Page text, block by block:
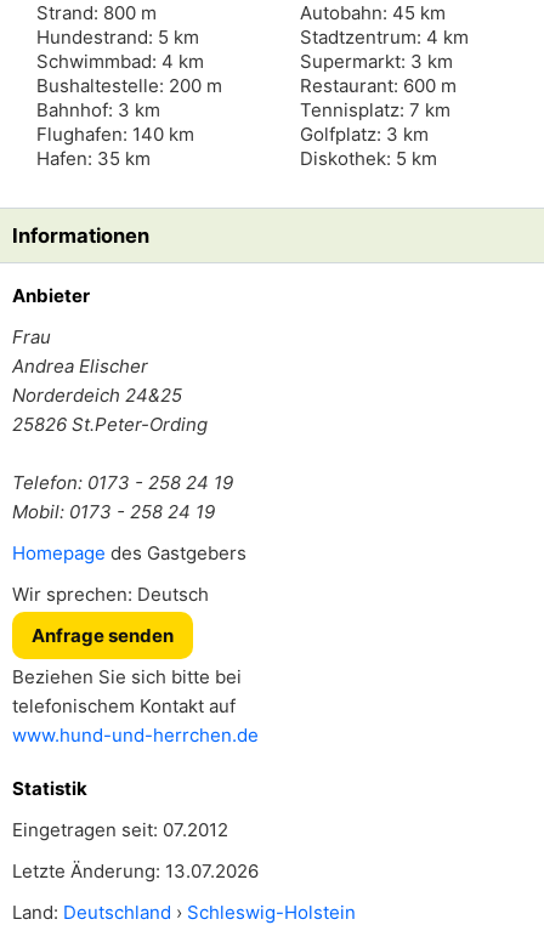
Strand: 800 m
Hundestrand: 5 km
Schwimmbad: 4 km
Bushaltestelle: 200 m
Bahnhof: 3 km
Flughafen: 140 km
Hafen: 35 km
Autobahn: 45 km
Stadtzentrum: 4 km
Supermarkt: 3 km
Restaurant: 600 m
Tennisplatz: 7 km
Golfplatz: 3 km
Diskothek: 5 km
Informationen
Anbieter
Frau
Andrea Elischer
Norderdeich 24&25
25826 St.Peter-Ording
Telefon: 0173 - 258 24 19
Mobil: 0173 - 258 24 19
Homepage des Gastgebers
Wir sprechen: Deutsch
Anfrage senden
Beziehen Sie sich bitte bei
telefonischem Kontakt auf
www.hund-und-herrchen.de
Statistik
Eingetragen seit: 07.2012
Letzte Änderung: 13.07.2026
Land: Deutschland › Schleswig-Holstein